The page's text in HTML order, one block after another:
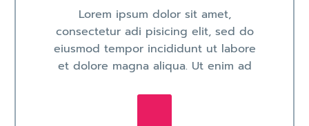
Lorem ipsum dolor sit amet,
consectetur adi pisicing elit, sed do
eiusmod tempor incididunt ut labore
et dolore magna aliqua. Ut enim ad